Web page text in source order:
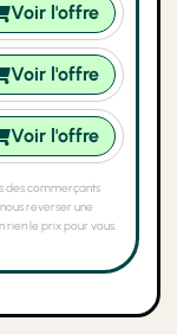
Voir l'offre
Voir l'offre
Voir l'offre
des commerçants
reverser une
rien le prix pour vous.